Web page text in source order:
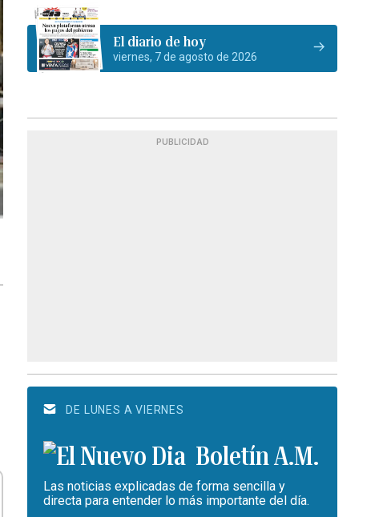
El diario de hoy
viernes, 7 de agosto de 2026
PUBLICIDAD
DE LUNES A VIERNES
Boletín A.M.
Las noticias explicadas de forma sencilla y
directa para entender lo más importante del día.